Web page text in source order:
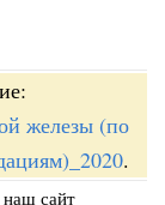
железы (по
.
наш сайт